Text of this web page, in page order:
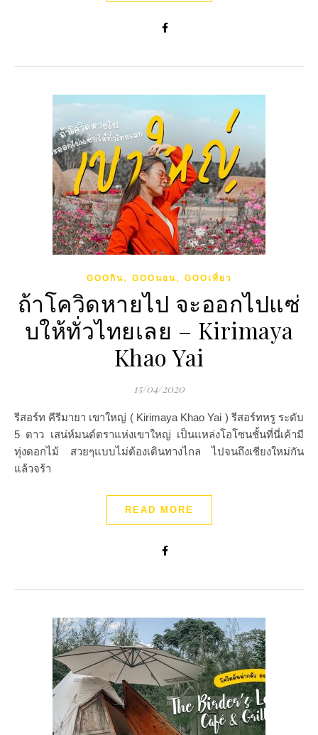
GOOกิน, GOOนอน, GOOเที่ยว
ถ้าโควิดหายไป จะออกไปแซ่
บให้ทั่วไทยเลย – Kirimaya
Khao Yai
15/04/2020
รีสอร์ท คีรีมายา เขาใหญ่ ( Kirimaya Khao Yai ) รีสอร์ทหรู ระดับ
5 ดาว เสน่ห์มนต์ตราแห่งเขาใหญ่ เป็นแหล่งโอโซนชั้นที่นี่เค้ามี
ทุ่งดอกไม้ สวยๆแบบไม่ต้องเดินทางไกล ไปจนถึงเชียงใหม่กัน
แล้วจร้า
READ MORE